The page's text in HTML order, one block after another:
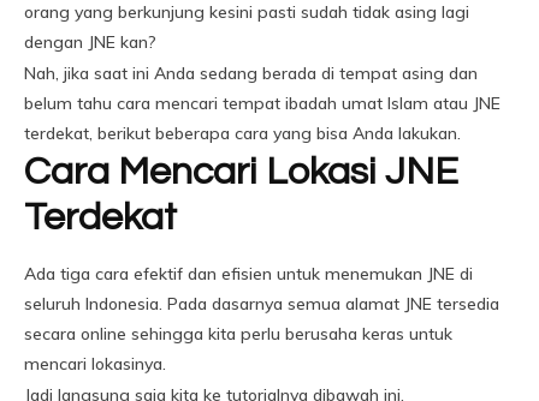
orang yang berkunjung kesini pasti sudah tidak asing lagi
dengan JNE kan?
Nah, jika saat ini Anda sedang berada di tempat asing dan
belum tahu cara mencari tempat ibadah umat Islam atau JNE
terdekat, berikut beberapa cara yang bisa Anda lakukan.
Cara Mencari Lokasi JNE
Terdekat
Ada tiga cara efektif dan efisien untuk menemukan JNE di
seluruh Indonesia. Pada dasarnya semua alamat JNE tersedia
secara online sehingga kita perlu berusaha keras untuk
mencari lokasinya.
Jadi langsung saja kita ke tutorialnya dibawah ini.